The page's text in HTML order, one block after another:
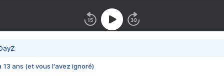
13 ans (et vous l'avez ignoré)